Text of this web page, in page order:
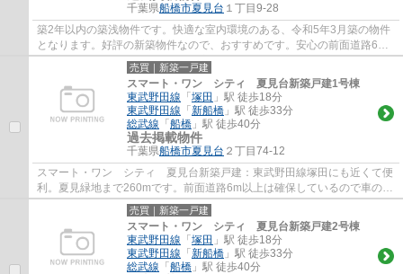
千葉県船橋市夏見台 １丁目9-28
築2年以内の築浅物件です。快適な室内環境のある、令和5年3月築の物件
となります。好評の新築物件なので、おすすめです。安心の前面道路6m
以上の条件を備えております。お客様によって...
売買｜新築一戸建
スマート・ワン シティ 夏見台新築戸建1号棟
東武野田線 「 塚田 」駅 徒歩18分
東武野田線 「 新船橋 」駅 徒歩33分
総武線 「 船橋 」駅 徒歩40分
過去掲載物件
千葉県船橋市夏見台 ２丁目74-12
スマート・ワン シティ 夏見台新築戸建：東武野田線塚田にも近くて便
利。夏見緑地まで260mです。前面道路6m以上は確保しているので車の出
し入れもラクラクです。初めてのマイホーム...
売買｜新築一戸建
スマート・ワン シティ 夏見台新築戸建2号棟
東武野田線 「 塚田 」駅 徒歩18分
東武野田線 「 新船橋 」駅 徒歩33分
総武線 「 船橋 」駅 徒歩40分